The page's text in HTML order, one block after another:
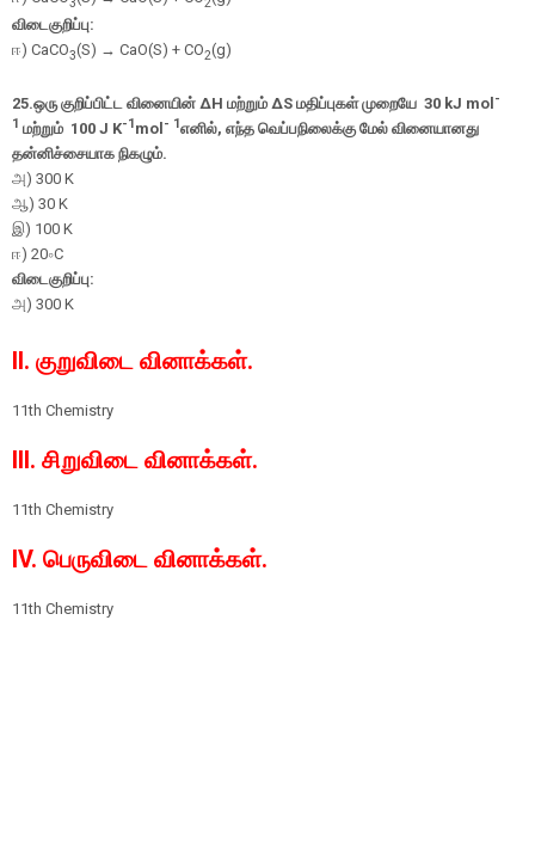
விடைகுறிப்பு:
ஈ) CaCO3(S) → CaO(S) + CO2(g)
25.ஒரு குறிப்பிட்ட வினையின் ΔH மற்றும் ΔS மதிப்புகள் முறையே 30 kJ mol -
1 மற்றும் 100 J K-1mol - 1எனில், எந்த வெப்பநிலைக்கு மேல் வினையானது
தன்னிச்சையாக நிகழும்.
அ) 300 K
ஆ) 30 K
இ) 100 K
ஈ) 20∘C
விடைகுறிப்பு:
அ) 300 K
II. குறுவிடை வினாக்கள்.
11th Chemistry
III. சிறுவிடை வினாக்கள்.
11th Chemistry
IV. பெருவிடை வினாக்கள்.
11th Chemistry